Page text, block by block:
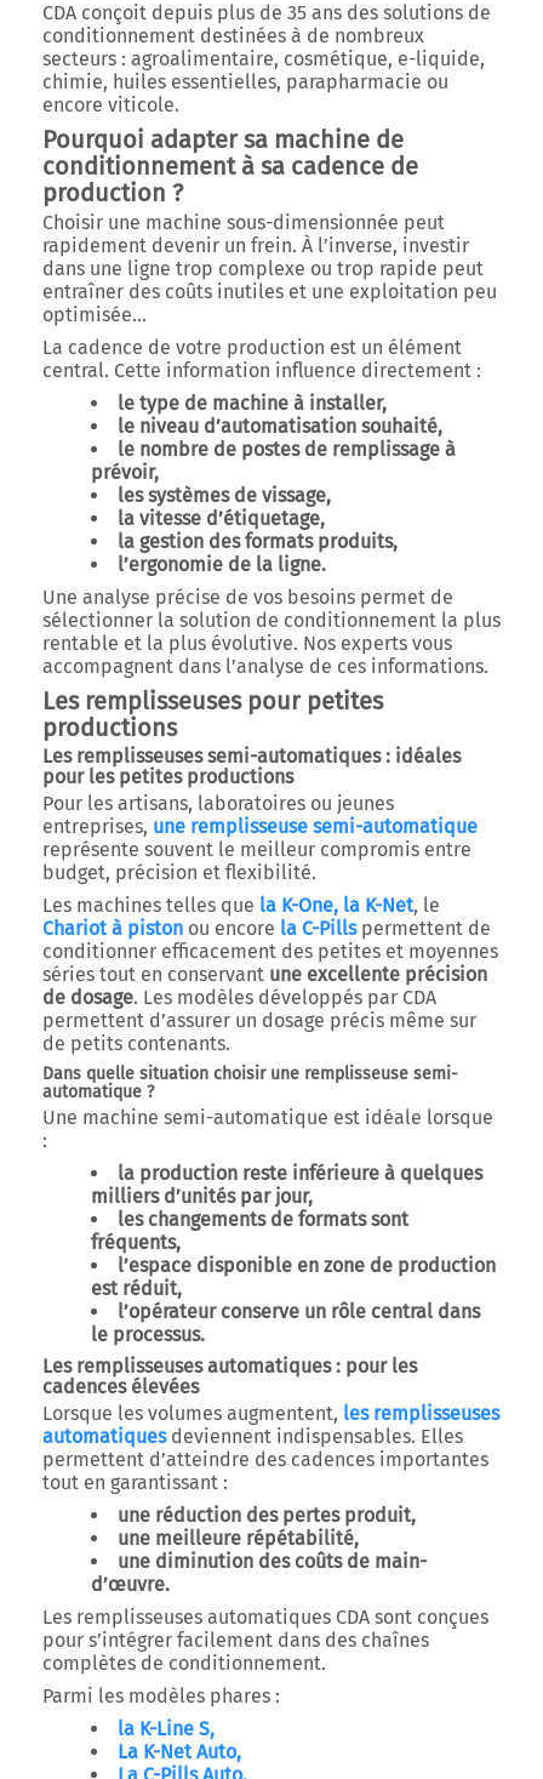
CDA conçoit depuis plus de 35 ans des solutions de
conditionnement destinées à de nombreux
secteurs : agroalimentaire, cosmétique, e-liquide,
chimie, huiles essentielles, parapharmacie ou
encore viticole.
Pourquoi adapter sa machine de
conditionnement à sa cadence de
production ?
Choisir une machine sous-dimensionnée peut
rapidement devenir un frein. À l’inverse, investir
dans une ligne trop complexe ou trop rapide peut
entraîner des coûts inutiles et une exploitation peu
optimisée…
La cadence de votre production est un élément
central. Cette information influence directement :
le type de machine à installer,
le niveau d’automatisation souhaité,
le nombre de postes de remplissage à
prévoir,
les systèmes de vissage,
la vitesse d’étiquetage,
la gestion des formats produits,
l’ergonomie de la ligne.
Une analyse précise de vos besoins permet de
sélectionner la solution de conditionnement la plus
rentable et la plus évolutive. Nos experts vous
accompagnent dans l’analyse de ces informations.
Les remplisseuses pour petites
productions
Les remplisseuses semi-automatiques : idéales
pour les petites productions
Pour les artisans, laboratoires ou jeunes
entreprises, une remplisseuse semi-automatique
représente souvent le meilleur compromis entre
budget, précision et flexibilité.
Les machines telles que la K-One, la K-Net, le
Chariot à piston ou encore la C-Pillspermettent de
conditionner efficacement des petites et moyennes
séries tout en conservant une excellente précision
de dosage. Les modèles développés par CDA
permettent d’assurer un dosage précis même sur
de petits contenants.
Dans quelle situation choisir une remplisseuse semi-
automatique ?
Une machine semi-automatique est idéale lorsque
:
la production reste inférieure à quelques
milliers d’unités par jour,
les changements de formats sont
fréquents,
l’espace disponible en zone de production
est réduit,
l’opérateur conserve un rôle central dans
le processus.
Les remplisseuses automatiques : pour les
cadences élevées
Lorsque les volumes augmentent, les remplisseuses
automatiquesdeviennent indispensables. Elles
permettent d’atteindre des cadences importantes
tout en garantissant :
une réduction des pertes produit,
une meilleure répétabilité,
une diminution des coûts de main-
d’œuvre.
Les remplisseuses automatiques CDA sont conçues
pour s’intégrer facilement dans des chaînes
complètes de conditionnement.
Parmi les modèles phares :
la K-Line S,
La K-Net Auto,